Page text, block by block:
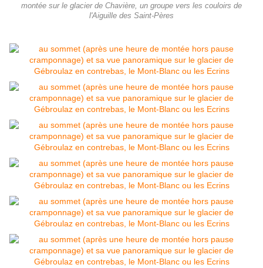
montée sur le glacier de Chavière, un groupe vers les couloirs de
l'Aiguille des Saint-Pères